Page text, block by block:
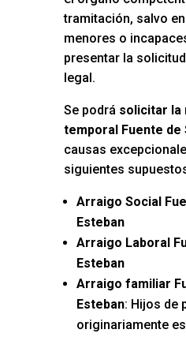
tramitación, salvo
menores o
presentar la
legal.
Se podrá solicitar la
temporal Fuente de
causas
siguientes
Arraigo Social
Esteban
Arraigo Laboral
Esteban
Arraigo familiar
Esteban: Hijos de
originariamente